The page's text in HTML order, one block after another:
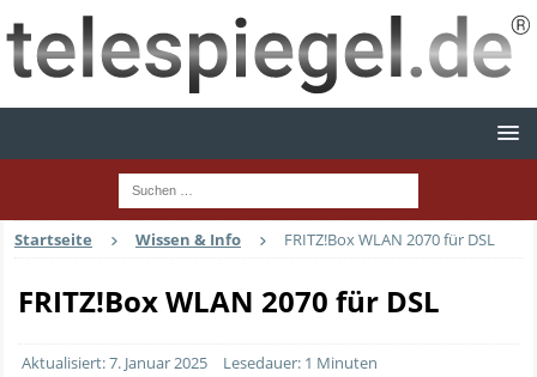
Startseite Wissen & Info FRITZ!Box WLAN 2070 für DSL
FRITZ!Box WLAN 2070 für DSL
Aktualisiert: 7. Januar 2025 Lesedauer: 1 Minuten